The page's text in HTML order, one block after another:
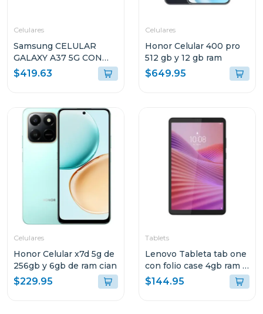
Celulares
Samsung CELULAR
GALAXY A37 5G CON
8GB RAM Y 256GB
ALMACENAMIENTO
$419.63
Celulares
Honor Celular 400 pro
512 gb y 12 gb ram
$649.95
Celulares
Honor Celular x7d 5g de
256gb y 6gb de ram cian
$229.95
Tablets
Lenovo Tableta tab one
con folio case 4gb ram y
128gb de
almacenamiento lte gris
$144.95